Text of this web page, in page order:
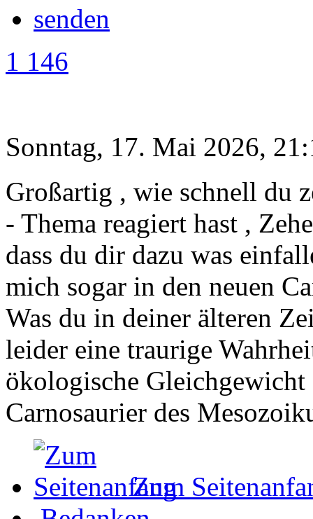
1 146
Sonntag, 17. Mai 2026,
Großartig , wie schnell du
- Thema reagiert hast ,
dass du dir dazu was
mich sogar in den neuen
Was du in deiner älteren
leider eine traurige
ökologische
Carnosaurier des
Zum